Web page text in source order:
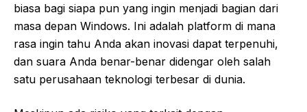
biasa bagi siapa pun yang ingin menjadi bagian dari
masa depan Windows. Ini adalah platform di mana
rasa ingin tahu Anda akan inovasi dapat terpenuhi,
dan suara Anda benar-benar didengar oleh salah
satu perusahaan teknologi terbesar di dunia.